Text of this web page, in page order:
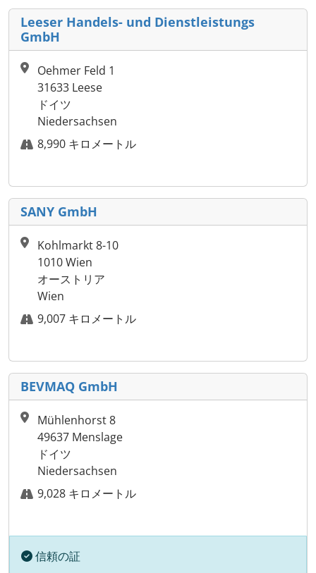
Leeser Handels- und Dienstleistungs
GmbH
Oehmer Feld 1
31633 Leese
ドイツ
Niedersachsen
8,990 キロメートル
SANY GmbH
Kohlmarkt 8-10
1010 Wien
オーストリア
Wien
9,007 キロメートル
BEVMAQ GmbH
Mühlenhorst 8
49637 Menslage
ドイツ
Niedersachsen
9,028 キロメートル
信頼の証